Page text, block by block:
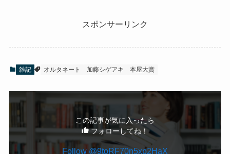
スポンサーリンク
雑記 オルタネート 加藤シゲアキ 本屋大賞
この記事が気に入ったら
フォローしてね！
Follow @9toRF70n5xp2HaX